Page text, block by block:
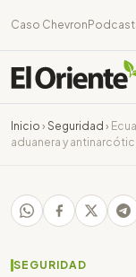
Caso Chevron
Inicio › Seguridad ›
aduanera y
SEGURIDAD